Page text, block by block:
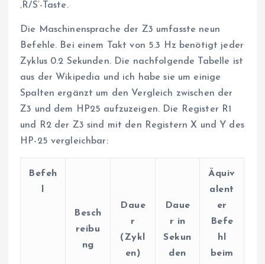
‚R/S‘-Taste.
Die Maschinensprache der Z3 umfasste neun
Befehle. Bei einem Takt von 5.3 Hz benötigt jeder
Zyklus 0.2 Sekunden. Die nachfolgende Tabelle ist
aus der Wikipedia und ich habe sie um einige
Spalten ergänzt um den Vergleich zwischen der
Z3 und dem HP25 aufzuzeigen. Die Register R1
und R2 der Z3 sind mit den Registern X und Y des
HP-25 vergleichbar:
Befeh
l
Besch
reibu
ng
Daue
r
(Zykl
en)
Daue
r in
Sekun
den
Äquiv
alent
er
Befe
hl
beim